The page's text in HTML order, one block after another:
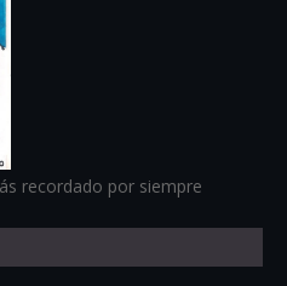
recordado por siempre